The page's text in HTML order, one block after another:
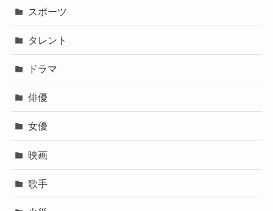
スポーツ
タレント
ドラマ
俳優
女優
映画
歌手